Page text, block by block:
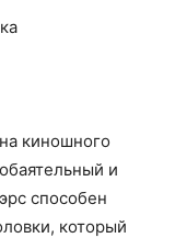
киношного
и
способен
который